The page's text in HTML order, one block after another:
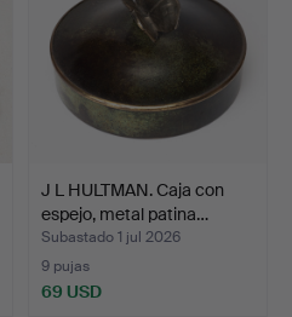
J L HULTMAN. Caja con
espejo, metal patina…
Subastado 1 jul 2026
9 pujas
69 USD